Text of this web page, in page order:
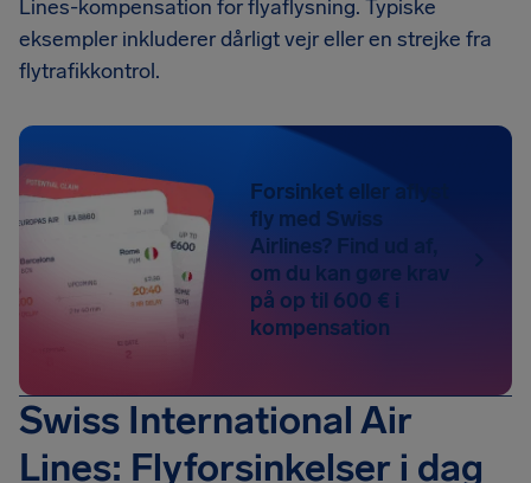
Lines-kompensation for flyaflysning. Typiske
eksempler inkluderer dårligt vejr eller en strejke fra
flytrafikkontrol.
Forsinket eller aflyst
fly med Swiss
Airlines? Find ud af,
om du kan gøre krav
på op til 600 € i
kompensation
Swiss International Air
Lines: Flyforsinkelser i dag